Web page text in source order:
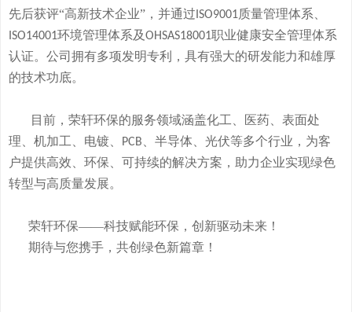
先后获评“高新技术企业”，并通过 ISO9001质量管理体系、
ISO14001环境管理体系及OHSAS18001职业健康安全管理体系
认证。公司拥有多项发明专利，具有强大的研发能力和雄厚
的技术功底。
目前，荣轩环保的服务领域涵盖化工、医药、表面处
理、机加工、电镀、
PCB
、半导体、光伏等多个行业，为客
户提供高效、环保、可持续的解决方案，助力企业实现绿色
转型与高质量发展。
荣轩环保——科技赋能环保，创新驱动未来！
期待与您携手，共创绿色新篇章！